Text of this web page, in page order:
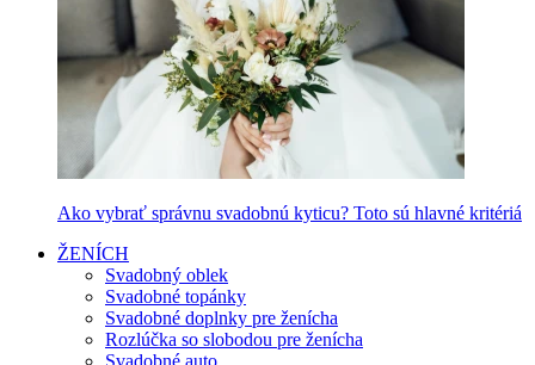
Ako vybrať správnu svadobnú kyticu? Toto sú hlavné kritériá
ŽENÍCH
Svadobný oblek
Svadobné topánky
Svadobné doplnky pre ženícha
Rozlúčka so slobodou pre ženícha
Svadobné auto